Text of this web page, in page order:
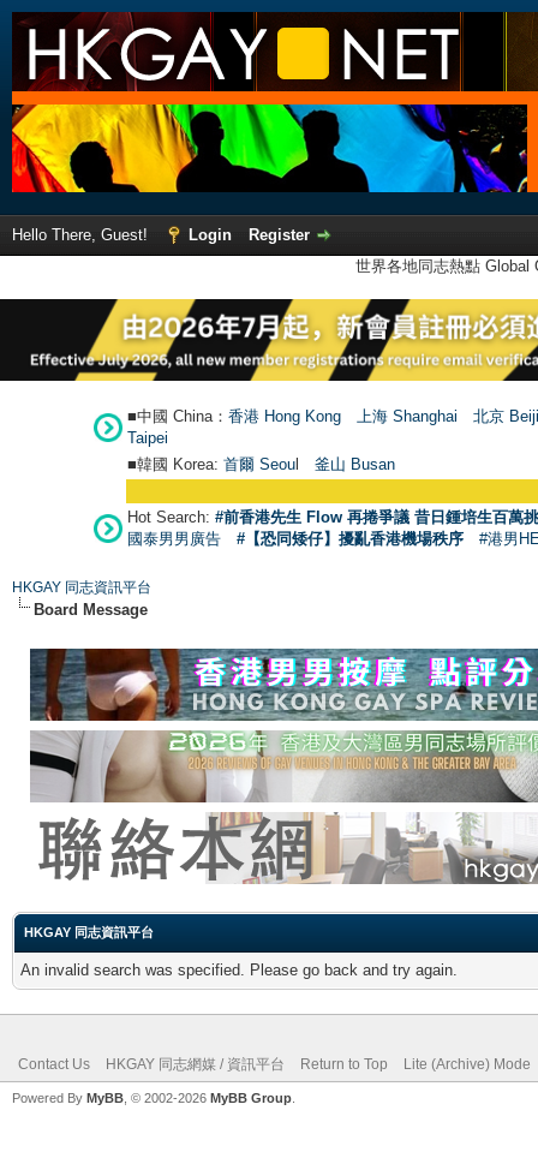
Hello There, Guest! Login
Register
世界各地同志熱點
■中國 China： 香港 Hong Kong 上海 Shanghai
北京
Taipei
■韓國 Korea: 首爾 Seoul 釜山 Busan
Hot Search: #前香港先生 Flow 再捲爭議 昔日鍾培生百萬
國泰男男廣告
#【恐同矮仔】擾亂香港機場秩序 #港男
HKGAY 同志資訊平台
Board Message
HKGAY 同志資訊平台
An invalid search was specified. Please go back and try again.
Contact Us HKGAY 同志網媒 / 資訊平台 Return to Top Lite (Archive) Mode
Powered By MyBB , © 2002-2026 MyBB Group